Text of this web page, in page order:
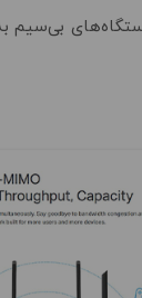
بی‌سیم